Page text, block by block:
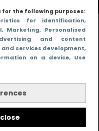
the following purposes:
for identification,
, Marketing, Personalised
and content
services development,
on a device, Use